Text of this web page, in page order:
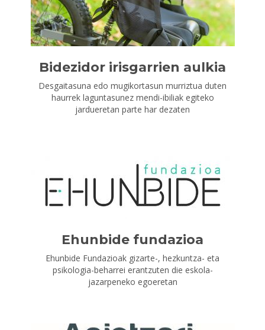
Bidezidor irisgarrien aulkia
Desgaitasuna edo mugikortasun murriztua duten
haurrek laguntasunez mendi-ibiliak egiteko
jardueretan parte har dezaten
Ehunbide fundazioa
Ehunbide Fundazioak gizarte-, hezkuntza- eta
psikologia-beharrei erantzuten die eskola-
jazarpeneko egoeretan